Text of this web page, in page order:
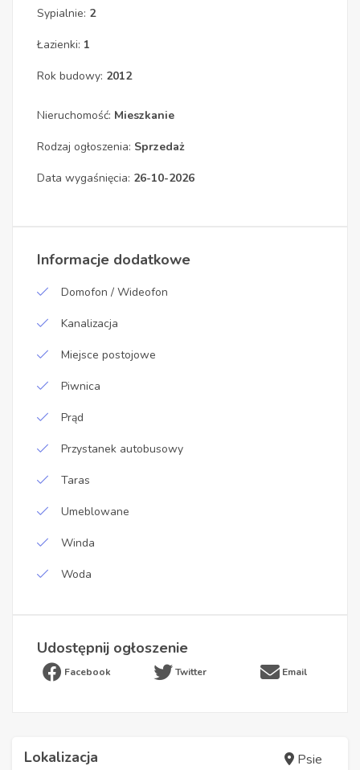
Sypialnie: 2
Łazienki: 1
Rok budowy: 2012
Nieruchomość: Mieszkanie
Rodzaj ogłoszenia: Sprzedaż
Data wygaśnięcia: 26-10-2026
Informacje dodatkowe
Domofon / Wideofon
Kanalizacja
Miejsce postojowe
Piwnica
Prąd
Przystanek autobusowy
Taras
Umeblowane
Winda
Woda
Udostępnij ogłoszenie
Facebook Twitter Email
Lokalizacja
Psie